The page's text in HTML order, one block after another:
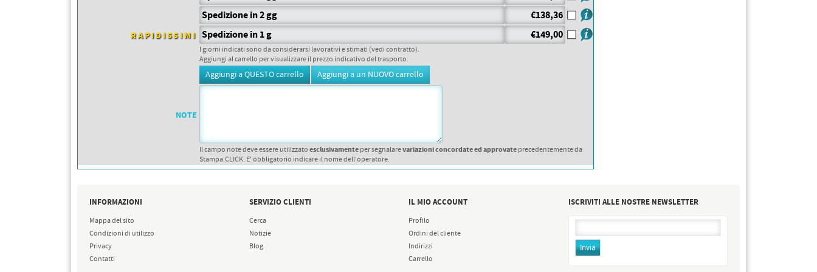
PETTORALI CON NOME ATLETA
Spedizione in 2 gg
€138,36
RAPIDISSIMI Spedizione in 1 g €149,00
I giorni indicati sono da considerarsi lavorativi e stimati (vedi contratto).
Aggiungi al carrello per visualizzare il prezzo indicativo del trasporto.
NOTE
Il campo note deve essere utilizzatoesclusivamenteper segnalarevariazioni concordate ed approvateprecedentemente da
Stampa.CLICK. E' obbligatorio indicare il nome dell'operatore.
INFORMAZIONI
Mappa del sito
Condizioni di utilizzo
Privacy
Contatti
SERVIZIO CLIENTI
Cerca
Notizie
Blog
IL MIO ACCOUNT
Profilo
Ordini del cliente
Indirizzi
Carrello
ISCRIVITI ALLE NOSTRE NEWSLETTER